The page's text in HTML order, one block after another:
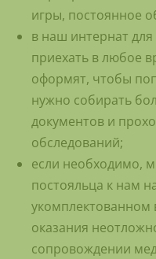
игры, постоянное
в наш интернат
приехать в любое
оформят, чтобы
нужно собирать
документов и
обследований;
если необходимо,
постояльца к нам
оказания
сопровождении